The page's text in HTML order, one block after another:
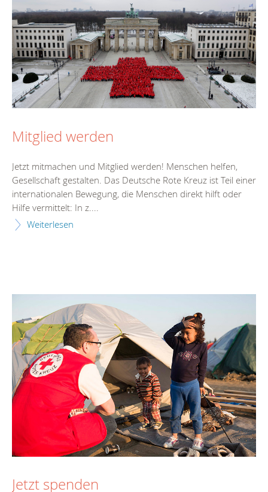
Mitglied werden
Jetzt mitmachen und Mitglied werden! Menschen helfen,
Gesellschaft gestalten. Das Deutsche Rote Kreuz ist Teil einer
internationalen Bewegung, die Menschen direkt hilft oder
Hilfe vermittelt: In z....
Weiterlesen
Jetzt spenden